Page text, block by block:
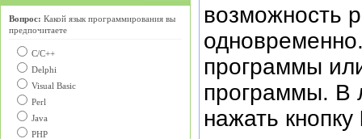
Вопрос: Какой язык программирования вы
предпочитаете
С/C++
Delphi
Visual Basic
Perl
Java
PHP
возможность
программы
программы. В
нажать кнопку